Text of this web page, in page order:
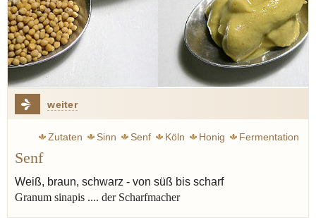
weiter
Zutaten Sinn Senf Köln Honig
Fermentation
Senf
Weiß, braun, schwarz - von süß bis scharf
Granum sinapis .... der Scharfmacher